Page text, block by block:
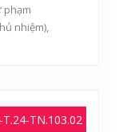
phạm
nhiệm),
T.24-TN.103.02